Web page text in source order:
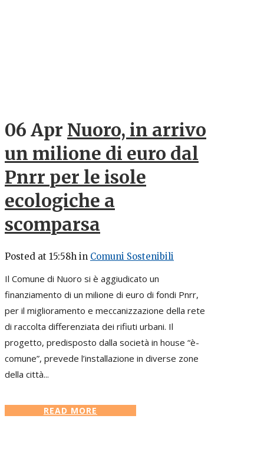
06 Apr Nuoro, in arrivo
un milione di euro dal
Pnrr per le isole
ecologiche a
scomparsa
Posted at 15:58h in Comuni Sostenibili
Il Comune di Nuoro si è aggiudicato un
finanziamento di un milione di euro di fondi Pnrr,
per il miglioramento e meccanizzazione della rete
di raccolta differenziata dei rifiuti urbani. Il
progetto, predisposto dalla società in house “è-
comune”, prevede l’installazione in diverse zone
della città...
READ MORE